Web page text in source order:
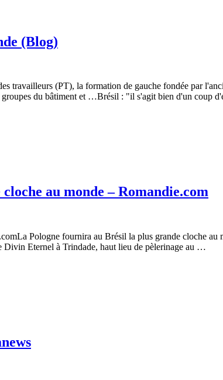
(Blog)
travailleurs (PT), la formation de gauche fondée par
groupes du bâtiment et …Brésil : "il s'agit bien d'un coup
au monde – Romandie.com
Pologne fournira au Brésil la plus grande cloche au
Divin Eternel à Trindade, haut lieu de pèlerinage au …